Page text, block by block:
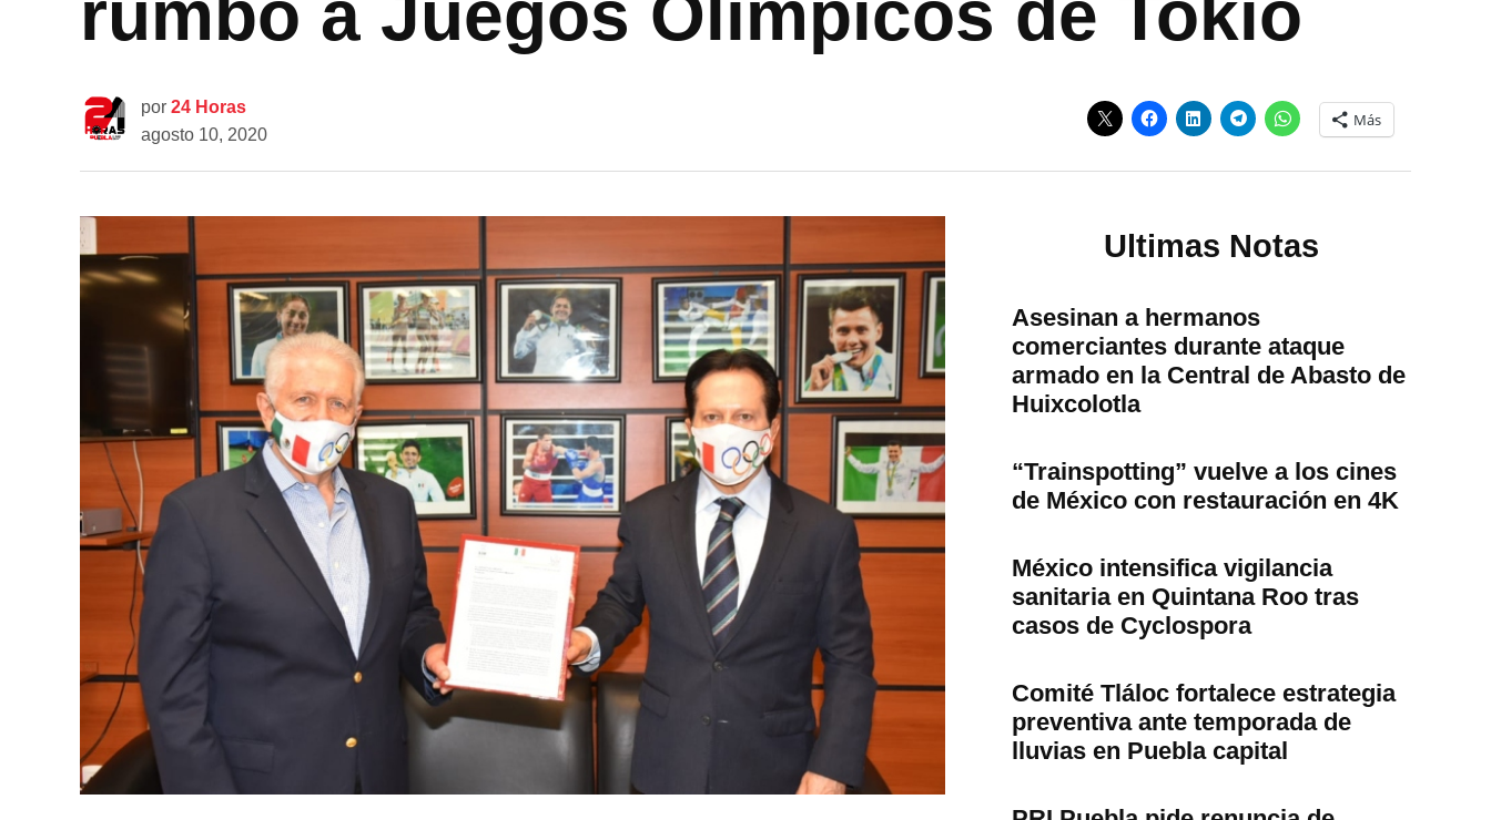
por 24 Horas
agosto 10, 2020
Más
Ultimas Notas
Asesinan a hermanos
comerciantes durante ataque
armado en la Central de Abasto de
Huixcolotla
“Trainspotting” vuelve a los cines
de México con restauración en 4K
México intensifica vigilancia
sanitaria en Quintana Roo tras
casos de Cyclospora
Comité Tláloc fortalece estrategia
preventiva ante temporada de
lluvias en Puebla capital